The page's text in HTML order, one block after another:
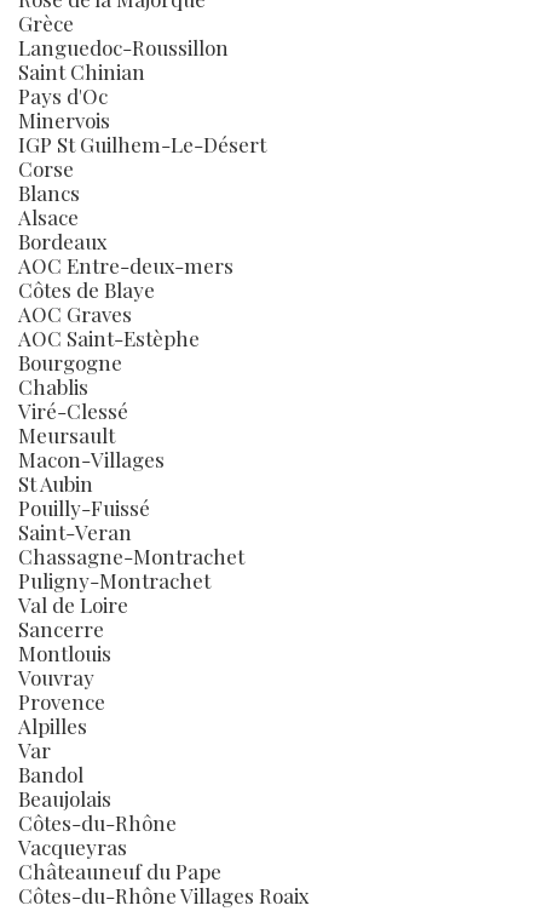
Grèce
Languedoc-Roussillon
Saint Chinian
Pays d'Oc
Minervois
IGP St Guilhem-Le-Désert
Corse
Blancs
Alsace
Bordeaux
AOC Entre-deux-mers
Côtes de Blaye
AOC Graves
AOC Saint-Estèphe
Bourgogne
Chablis
Viré-Clessé
Meursault
Macon-Villages
St Aubin
Pouilly-Fuissé
Saint-Veran
Chassagne-Montrachet
Puligny-Montrachet
Val de Loire
Sancerre
Montlouis
Vouvray
Provence
Alpilles
Var
Bandol
Beaujolais
Côtes-du-Rhône
Vacqueyras
Châteauneuf du Pape
Côtes-du-Rhône Villages Roaix